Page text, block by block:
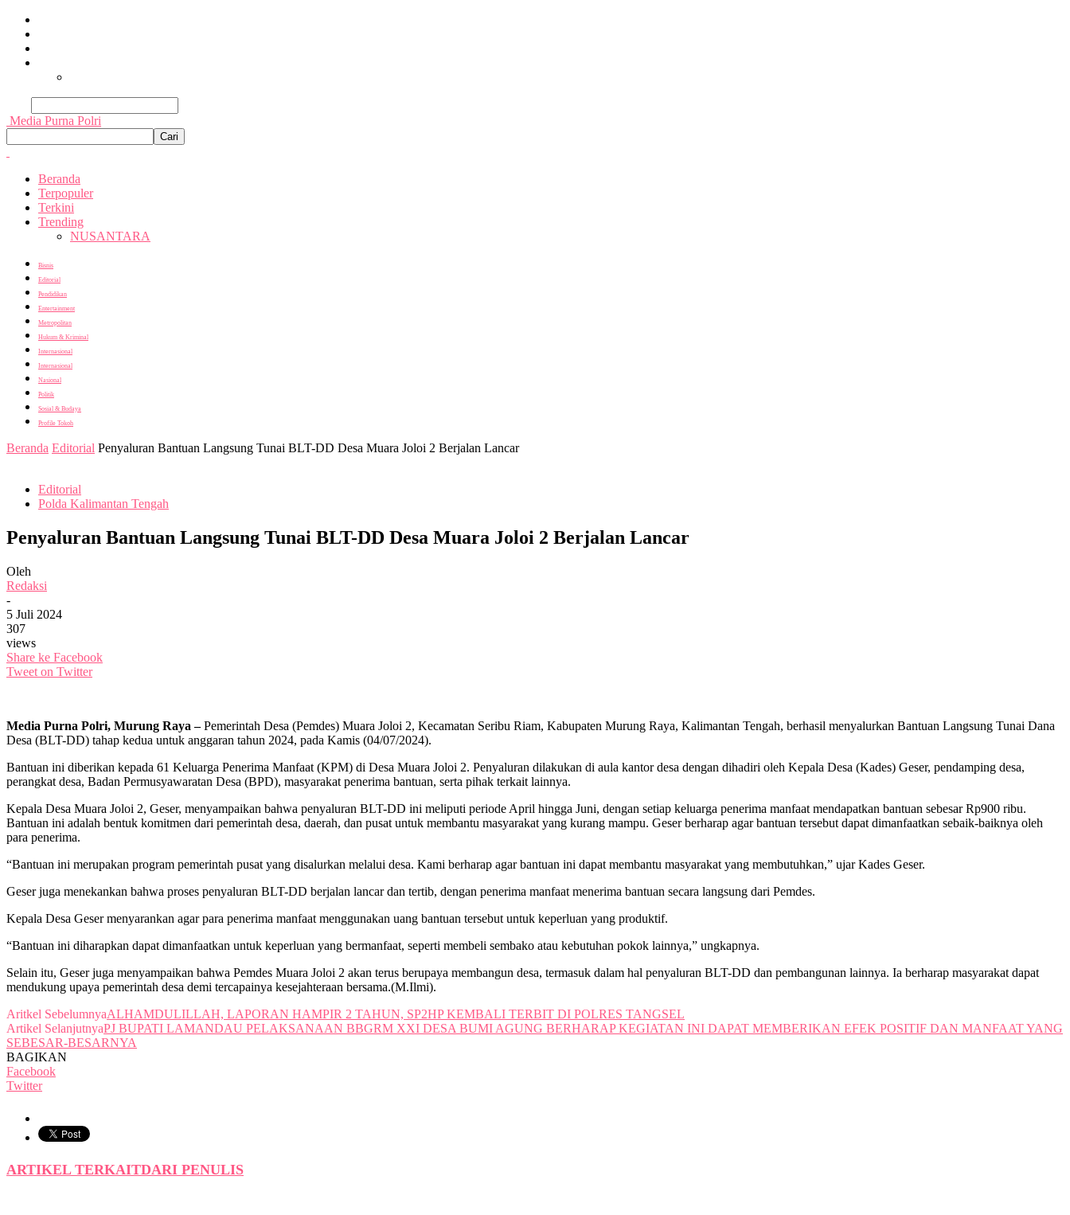
Media Purna Polri
Beranda
Terpopuler
Terkini
Trending
NUSANTARA
Bisnis
Editorial
Pendidikan
Entertainment
Metropolitan
Hukum & Kriminal
Internasional
Internasional
Nasional
Politik
Sosial & Budaya
Profile Tokoh
Beranda Editorial Penyaluran Bantuan Langsung Tunai BLT-DD Desa Muara Joloi 2 Berjalan Lancar
Editorial
Polda Kalimantan Tengah
Penyaluran Bantuan Langsung Tunai BLT-DD Desa Muara Joloi 2 Berjalan Lancar
Oleh
Redaksi
-
5 Juli 2024
307
views
Share ke Facebook
Tweet on Twitter
Media Purna Polri, Murung Raya –Pemerintah Desa (Pemdes) Muara Joloi 2, Kecamatan Seribu Riam, Kabupaten Murung Raya, Kalimantan Tengah, berhasil menyalurkan Bantuan Langsung Tunai Dana
Desa (BLT-DD) tahap kedua untuk anggaran tahun 2024, pada Kamis (04/07/2024).
Bantuan ini diberikan kepada 61 Keluarga Penerima Manfaat (KPM) di Desa Muara Joloi 2. Penyaluran dilakukan di aula kantor desa dengan dihadiri oleh Kepala Desa (Kades) Geser, pendamping desa,
perangkat desa, Badan Permusyawaratan Desa (BPD), masyarakat penerima bantuan, serta pihak terkait lainnya.
Kepala Desa Muara Joloi 2, Geser, menyampaikan bahwa penyaluran BLT-DD ini meliputi periode April hingga Juni, dengan setiap keluarga penerima manfaat mendapatkan bantuan sebesar Rp900 ribu.
Bantuan ini adalah bentuk komitmen dari pemerintah desa, daerah, dan pusat untuk membantu masyarakat yang kurang mampu. Geser berharap agar bantuan tersebut dapat dimanfaatkan sebaik-baiknya oleh
para penerima.
“Bantuan ini merupakan program pemerintah pusat yang disalurkan melalui desa. Kami berharap agar bantuan ini dapat membantu masyarakat yang membutuhkan,” ujar Kades Geser.
Geser juga menekankan bahwa proses penyaluran BLT-DD berjalan lancar dan tertib, dengan penerima manfaat menerima bantuan secara langsung dari Pemdes.
Kepala Desa Geser menyarankan agar para penerima manfaat menggunakan uang bantuan tersebut untuk keperluan yang produktif.
“Bantuan ini diharapkan dapat dimanfaatkan untuk keperluan yang bermanfaat, seperti membeli sembako atau kebutuhan pokok lainnya,” ungkapnya.
Selain itu, Geser juga menyampaikan bahwa Pemdes Muara Joloi 2 akan terus berupaya membangun desa, termasuk dalam hal penyaluran BLT-DD dan pembangunan lainnya. Ia berharap masyarakat dapat
mendukung upaya pemerintah desa demi tercapainya kesejahteraan bersama.(M.Ilmi).
Aritkel SebelumnyaALHAMDULILLAH, LAPORAN HAMPIR 2 TAHUN, SP2HP KEMBALI TERBIT DI POLRES TANGSEL
Artikel SelanjutnyaPJ BUPATI LAMANDAU PELAKSANAAN BBGRM XXI DESA BUMI AGUNG BERHARAP KEGIATAN INI DAPAT MEMBERIKAN EFEK POSITIF DAN MANFAAT YANG
SEBESAR-BESARNYA
BAGIKAN
Facebook
Twitter
ARTIKEL TERKAITDARI PENULIS